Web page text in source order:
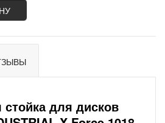
для дисков